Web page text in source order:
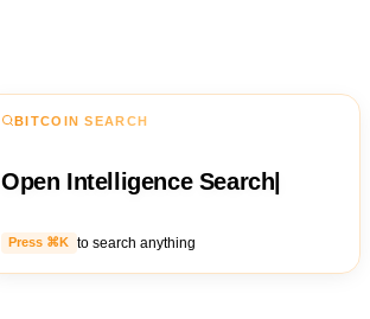
BITCOIN SEARCH
Open Intelligence Search
Press ⌘K to search anything